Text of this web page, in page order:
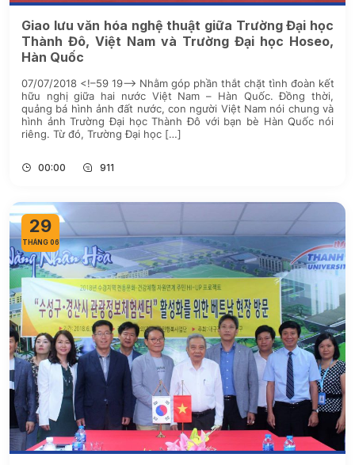
Giao lưu văn hóa nghệ thuật giữa Trường Đại học
Thành Đô, Việt Nam và Trường Đại học Hoseo,
Hàn Quốc
07/07/2018 <!–59 19–> Nhằm góp phần thắt chặt tình đoàn kết
hữu nghị giữa hai nước Việt Nam – Hàn Quốc. Đồng thời,
quảng bá hình ảnh đất nước, con người Việt Nam nói chung và
hình ảnh Trường Đại học Thành Đô với bạn bè Hàn Quốc nói
riêng. Từ đó, Trường Đại học […]
00:00 911
29
THÁNG 06